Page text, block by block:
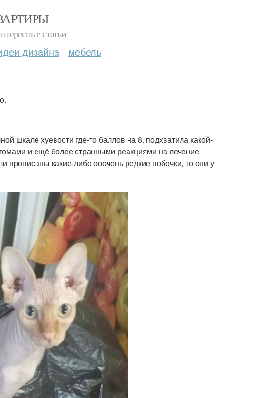
статьи
дизайна мебель
шкале хуевости где-то баллов на 8. подхватила какой-
и ещё более странными реакциями на лечение.
прописаны какие-либо ооочень редкие побочки, то они у